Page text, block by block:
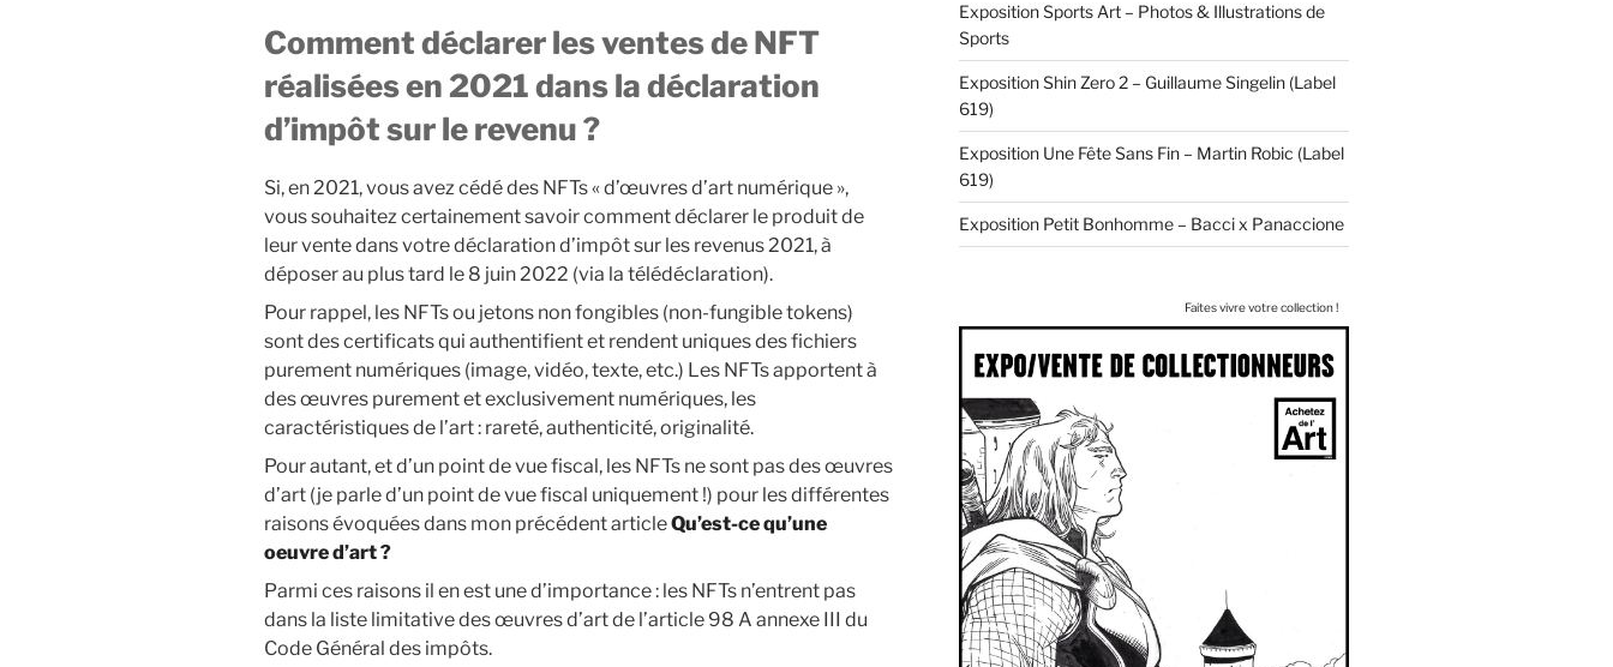
Comment déclarer les ventes de NFT
réalisées en 2021 dans la déclaration
d’impôt sur le revenu ?
Si, en 2021, vous avez cédé des NFTs « d’œuvres d’art numérique »,
vous souhaitez certainement savoir comment déclarer le produit de
leur vente dans votre déclaration d’impôt sur les revenus 2021, à
déposer au plus tard le 8 juin 2022 (via la télédéclaration).
Pour rappel, les NFTs ou jetons non fongibles (non-fungible tokens)
sont des certificats qui authentifient et rendent uniques des fichiers
purement numériques (image, vidéo, texte, etc.) Les NFTs apportent à
des œuvres purement et exclusivement numériques, les
caractéristiques de l’art : rareté, authenticité, originalité.
Pour autant, et d’un point de vue fiscal, les NFTs ne sont pas des œuvres
d’art (je parle d’un point de vue fiscal uniquement !) pour les différentes
raisons évoquées dans mon précédent articleQu’est-ce qu’une
oeuvre d’art ?
Parmi ces raisons il en est une d’importance : les NFTs n’entrent pas
dans la liste limitative des œuvres d’art de l’article 98 A annexe III du
Code Général des impôts.
Exposition Sports Art – Photos & Illustrations de
Sports
Exposition Shin Zero 2 – Guillaume Singelin (Label
619)
Exposition Une Fête Sans Fin – Martin Robic (Label
619)
Exposition Petit Bonhomme – Bacci x Panaccione
Faites vivre votre collection !